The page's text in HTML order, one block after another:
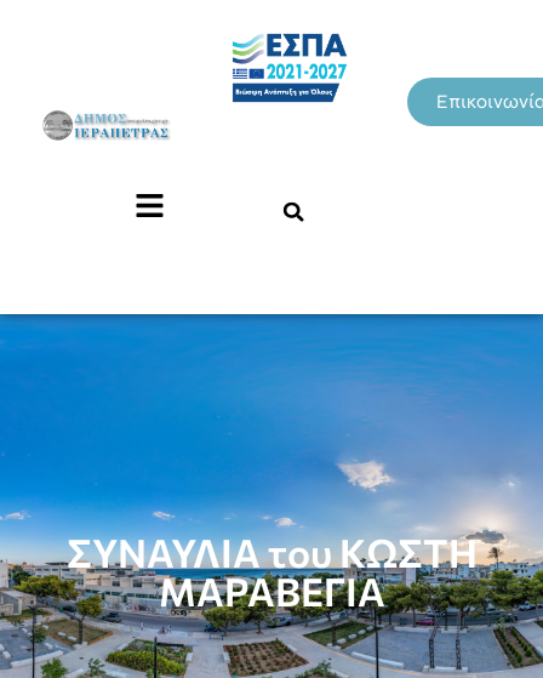
ΣΥΝΑΥΛΙΑ του ΚΩΣΤΗ
ΜΑΡΑΒΕΓΙΑ